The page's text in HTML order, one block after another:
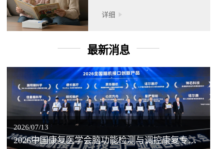
详细
最新消息
2026/07/13
2026中国康复医学会脑功能检测与调控康复专业委员会学术年会丨脑客中国：脑机接口——EEG驱动TMS闭环调控工作坊